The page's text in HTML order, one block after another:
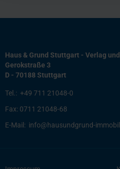
Haus & Grund Stuttgart - Verlag
Gerokstraße 3
D - 70188 Stuttgart
Tel.: +49 711 21048-0
Fax: 0711 21048-68
E-Mail: info@hausundgrund-